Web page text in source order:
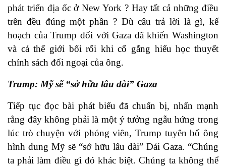
phát triển địa ốc ở New York ? Hay tất cả những điều
trên đều đúng một phần ? Dù câu trả lời là gì, kế
hoạch của Trump đối với Gaza đã khiến Washington
và cả thế giới bối rối khi cố gắng hiểu học thuyết
chính sách đối ngoại của ông.
Trump: Mỹ sẽ “sở hữu lâu dài” Gaza
Tiếp tục đọc bài phát biểu đã chuẩn bị, nhấn mạnh
rằng đây không phải là một ý tưởng ngẫu hứng trong
lúc trò chuyện với phóng viên, Trump tuyên bố ông
hình dung Mỹ sẽ “sở hữu lâu dài” Dải Gaza. “Chúng
ta phải làm điều gì đó khác biệt. Chúng ta không thể